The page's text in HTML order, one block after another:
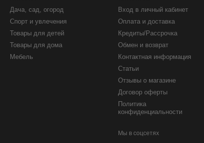
Дача, сад, огород
Спорт и увлечения
Товары для детей
Товары для дома
Мебель
Вход в личный кабинет
Оплата и доставка
Кредиты/Рассрочка
Обмен и возврат
Контактная информация
Статьи
Отзывы о магазине
Договор оферты
Политика
конфиденциальности
Мы в соцсетях